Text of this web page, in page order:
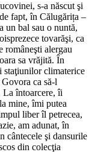
s-a născut şi
fapt, în Călugărița –
un bal sau o nuntă,
tovarăşi, ca
româneşti alergau
sa vrăjită. În
staţiunilor climaterice
ca să-l
La întoarcere, îi
mine, îmi putea
liber îl petrecea,
am adunat, în
cântecele şi dansurile
din colecţia